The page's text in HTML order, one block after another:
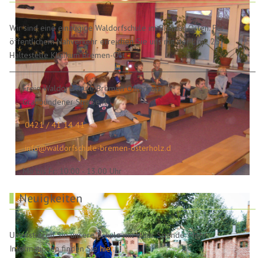
Wir sind eine einzügige Waldorfschule im Bremer Osten. Per
öffentlichem Nahverkehr erreichen Sie uns mit der Linie 25,
Haltestelle Klinikum Bremen-Ost.
Freie Waldorfschule Bremen Osterholz
Graubündener Straße 4
0421 / 41 14 41
info@waldorfschule-bremen-osterholz.d
Mo bis Fr: 10.00 - 13.00 Uhr
Neuigkeiten
Unterstützen Sie unsere Schule mit einer Spende. Mehr
Informationen finden Siehier.